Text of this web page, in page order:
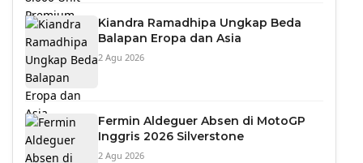
Kiandra Ramadhipa Ungkap Beda
Balapan Eropa dan Asia
2 Agu 2026
Fermin Aldeguer Absen di MotoGP
Inggris 2026 Silverstone
2 Agu 2026